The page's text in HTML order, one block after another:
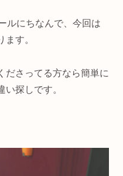
ルにちなんで、今回は
ます。
ださってる方なら簡単に
い探しです。